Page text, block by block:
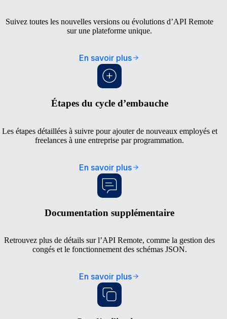
Suivez toutes les nouvelles versions ou évolutions d’API Remote
sur une plateforme unique.
En savoir plus
Étapes du cycle d’embauche
Les étapes détaillées à suivre pour ajouter de nouveaux employés et
freelances à une entreprise par programmation.
En savoir plus
Documentation supplémentaire
Retrouvez plus de détails sur l’API Remote, comme la gestion des
congés et le fonctionnement des schémas JSON.
En savoir plus